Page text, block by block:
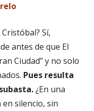
Sí,
antes de que El
Ciudad” y no solo
Pues resulta
¿En una
en silencio, sin